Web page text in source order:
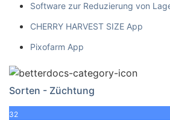
Software zur Reduzierung von
CHERRY HARVEST SIZE App
Pixofarm App
Sorten - Züchtung
32